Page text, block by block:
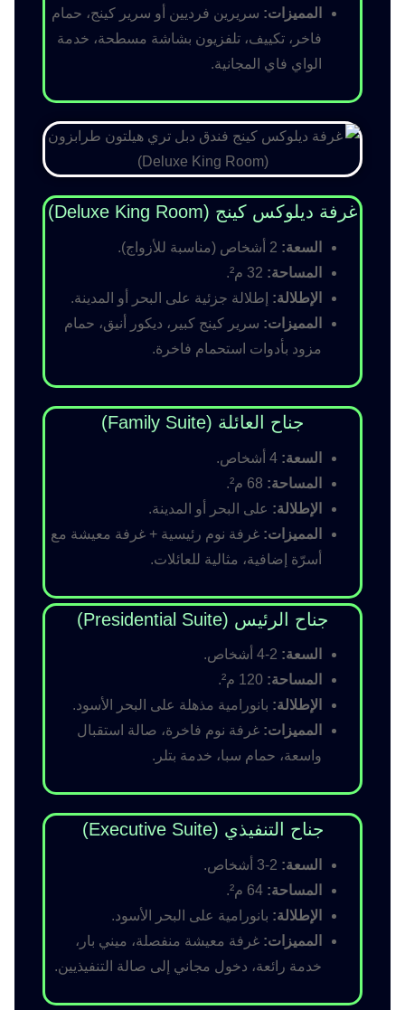
المميزات: سريرين فرديين أو سرير كينج، حمام
فاخر، تكييف، تلفزيون بشاشة مسطحة، خدمة
الواي فاي المجانية.
غرفة ديلوكس كينج (Deluxe King Room)
السعة:
المساحة:
الإطلالة: إطلالة جزئية على البحر أو المدينة.
المميزات: سرير كينج كبير، ديكور أنيق، حمام
مزود بأدوات استحمام فاخرة.
جناح العائلة (Family Suite)
السعة:
المساحة:
الإطلالة: على البحر أو المدينة.
المميزات: غرفة نوم رئيسية + غرفة معيشة مع
أسرّة إضافية، مثالية للعائلات.
جناح الرئيس (Presidential Suite)
السعة:
المساحة:
الإطلالة: بانورامية مذهلة على البحر الأسود.
المميزات: غرفة نوم فاخرة، صالة استقبال
واسعة، حمام سبا، خدمة بتلر.
جناح التنفيذي (Executive Suite)
السعة:
المساحة:
الإطلالة: بانورامية على البحر الأسود.
المميزات: غرفة معيشة منفصلة، ميني بار،
خدمة رائعة، دخول مجاني إلى صالة التنفيذيين.